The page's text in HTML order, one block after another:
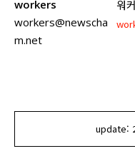
workers
workers@newscha
m.net
워
update: